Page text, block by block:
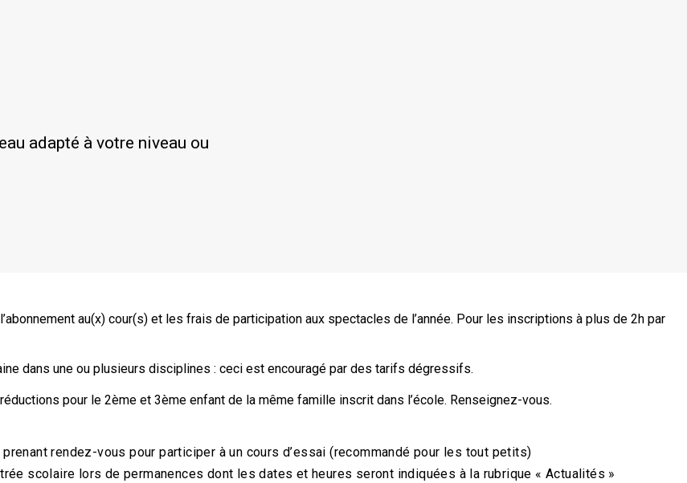
adapté à votre niveau ou
au(x) cour(s) et les frais de participation aux spectacles de l’année. Pour les inscriptions à plus de 2h par
dans une ou plusieurs disciplines : ceci est encouragé par des tarifs dégressifs.
pour le 2ème et 3ème enfant de la même famille inscrit dans l’école. Renseignez-vous.
rendez-vous pour participer à un cours d’essai (recommandé pour les tout petits)
scolaire lors de permanences dont les dates et heures seront indiquées à la rubrique « Actualités »